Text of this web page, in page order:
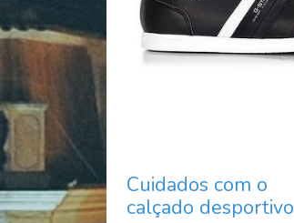
Cuidados com o
calçado desportivo